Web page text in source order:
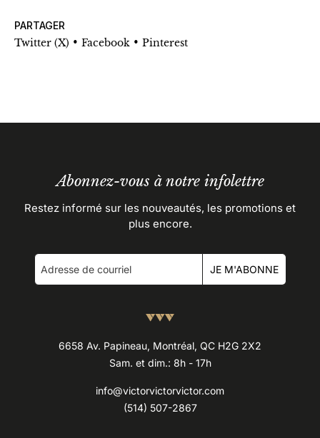
PARTAGER
Twitter (X) • Facebook • Pinterest
Abonnez-vous à notre infolettre
Restez informé sur les nouveautés, les promotions et
plus encore.
JE M'ABONNE
6658 Av. Papineau, Montréal, QC H2G 2X2
Sam. et dim.: 8h - 17h
info@victorvictorvictor.com
(514) 507-2867